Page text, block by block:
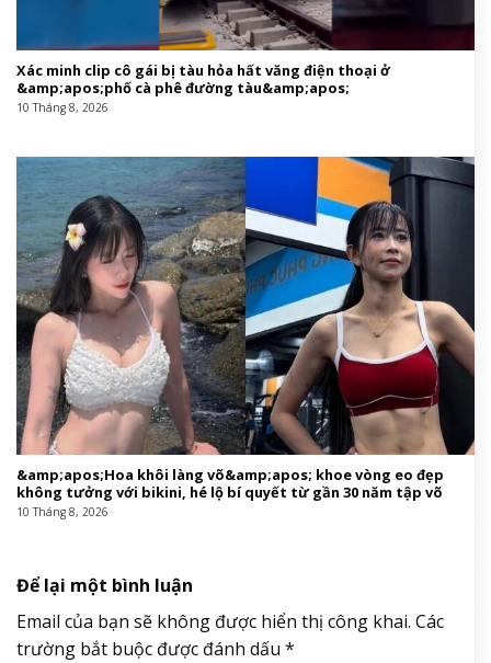
Xác minh clip cô gái bị tàu hỏa hất văng điện thoại ở
&amp;apos;phố cà phê đường tàu&amp;apos;
10 Tháng 8, 2026
&amp;apos;Hoa khôi làng võ&amp;apos; khoe vòng eo đẹp
không tưởng với bikini, hé lộ bí quyết từ gần 30 năm tập võ
10 Tháng 8, 2026
Để lại một bình luận
Email của bạn sẽ không được hiển thị công khai. Các
trường bắt buộc được đánh dấu *